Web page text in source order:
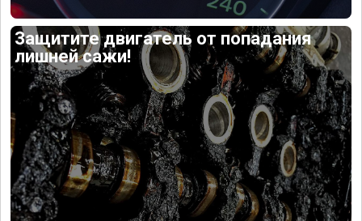
Защитите двигатель от попадания
лишней сажи!